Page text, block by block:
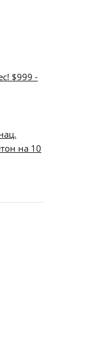
$999 -
на 10